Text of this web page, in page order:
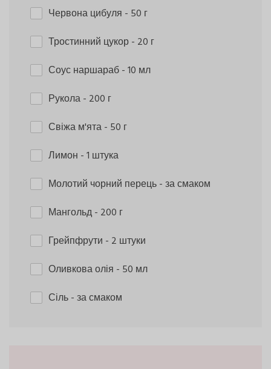
Червона цибуля - 50 г
Тростинний цукор- 20 г
Соус наршараб- 10 мл
Рукола- 200 г
Свіжа м'ята- 50 г
Лимон - 1 штука
Молотий чорний перець- за смаком
Мангольд- 200 г
Грейпфрути - 2 штуки
Оливкова олія - 50 мл
Сіль- за смаком